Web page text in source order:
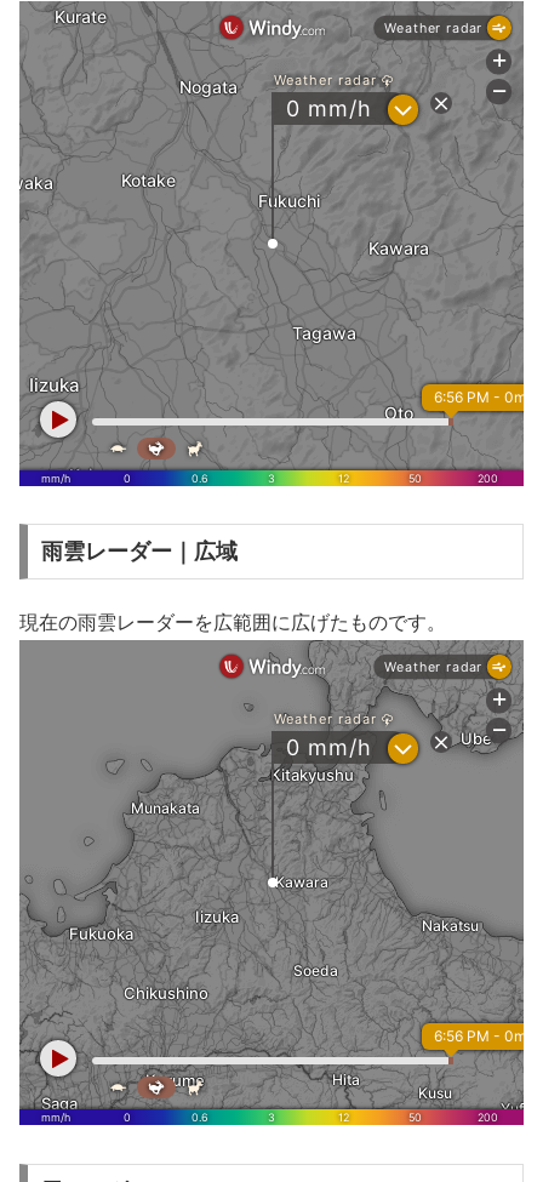
雨雲レーダー｜広域
現在の雨雲レーダーを広範囲に広げたものです。